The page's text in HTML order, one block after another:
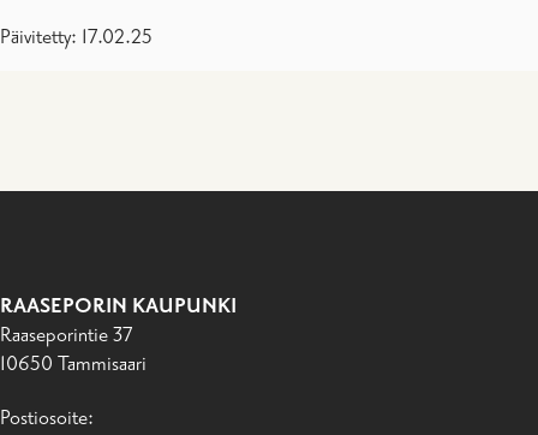
Päivitetty: 17.02.25
RAASEPORIN KAUPUNKI
Raaseporintie 37
10650 Tammisaari
Postiosoite: